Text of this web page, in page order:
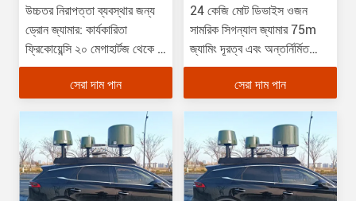
উচ্চতর নিরাপত্তা ব্যবস্থার জন্য
ড্রোন জ্যামার: কার্যকারিতা
ফ্রিকোয়েন্সি ২০ মেগাহার্টজ থেকে ৬
গিগাহার্টজ, মোট আউটপুট পাওয়ার
সেরা দাম পান
24 কেজি মোট ডিভাইস ওজন
সামরিক সিগন্যাল জ্যামার 75m
জ্যামিং দূরত্ব এবং অন্তর্নির্মিত
ফ্যান সহ
সেরা দাম পান